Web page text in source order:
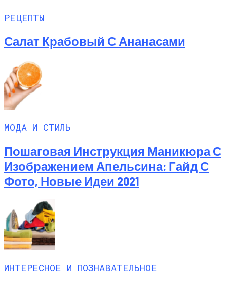
РЕЦЕПТЫ
Салат Крабовый С Ананасами
МОДА И СТИЛЬ
Пошаговая Инструкция Маникюра С
Изображением Апельсина: Гайд С
Фото, Новые Идеи 2021
ИНТЕРЕСНОЕ И ПОЗНАВАТЕЛЬНОЕ